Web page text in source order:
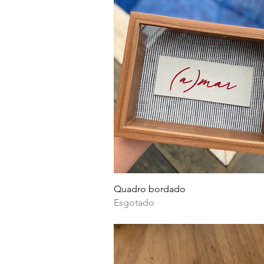
Visualização rápida
Quadro bordado
Esgotado